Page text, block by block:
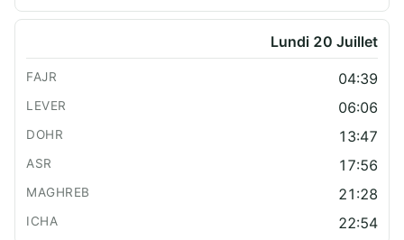
Lundi 20 Juillet
04:39
06:06
13:47
17:56
21:28
22:54